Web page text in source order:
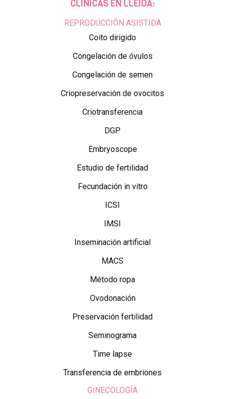
CLÍNICAS EN LLEIDA:
REPRODUCCIÓN ASISTIDA
Coito dirigido
Congelación de óvulos
Congelación de semen
Criopreservación de ovocitos
Criotransferencia
DGP
Embryoscope
Estudio de fertilidad
Fecundación in vitro
ICSI
IMSI
Inseminación artificial
MACS
Método ropa
Ovodonación
Preservación fertilidad
Seminograma
Time lapse
Transferencia de embriones
GINECOLOGÍA